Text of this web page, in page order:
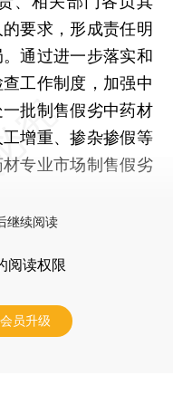
要求，形成责任明
通过进一步落实和
工作制度，加强中
批制售假劣中药材
增重、掺杂掺假等
专业市场制售假劣
继续阅读
阅读权限
员升级